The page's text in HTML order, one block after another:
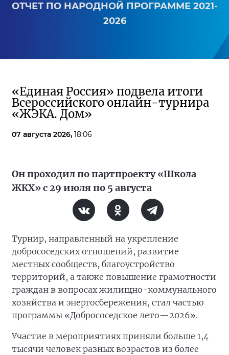
ОТЧЕТ ПО НАРОДНОЙ ПРОГРАММЕ 2021-
2026
«Единая Россия» подвела итоги
Всероссийского онлайн-турнира
«ЖЭКА. Дом»
07 августа 2026, 18:06
Он проходил по партпроекту «Школа
ЖКХ» с 29 июля по 5 августа
Турнир, направленный на укрепление
добрососедских отношений, развитие
местных сообществ, благоустройство
территорий, а также повышение грамотности
граждан в вопросах жилищно-коммунального
хозяйства и энергосбережения, стал частью
программы «Добрососедское лето—2026».
Участие в мероприятиях приняли больше 1,4
тысячи человек разных возрастов из более